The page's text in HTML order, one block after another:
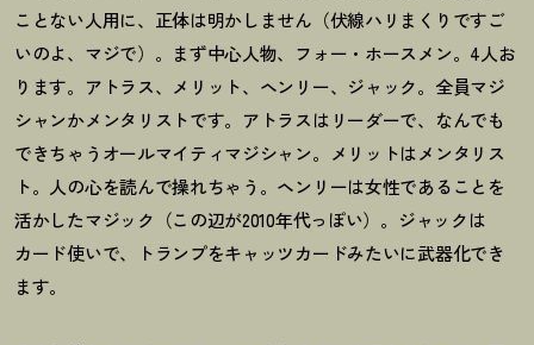
ことない人用に、正体は明かしません（伏線ハリまくりですご
いのよ、マジで）。まず中心人物、フォー・ホースメン。4人お
ります。アトラス、メリット、ヘンリー、ジャック。全員マジ
シャンかメンタリストです。アトラスはリーダーで、なんでも
できちゃうオールマイティマジシャン。メリットはメンタリス
ト。人の心を読んで操れちゃう。ヘンリーは女性であることを
活かしたマジック（この辺が2010年代っぽい）。ジャックは
カード使いで、トランプをキャッツカードみたいに武器化でき
ます。